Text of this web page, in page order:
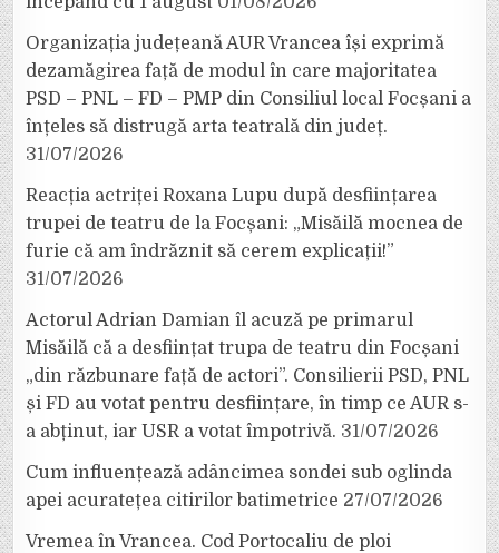
Organizația județeană AUR Vrancea își exprimă
dezamăgirea față de modul în care majoritatea
PSD – PNL – FD – PMP din Consiliul local Focșani a
înțeles să distrugă arta teatrală din județ.
31/07/2026
Reacția actriței Roxana Lupu după desființarea
trupei de teatru de la Focșani: „Misăilă mocnea de
furie că am îndrăznit să cerem explicații!”
31/07/2026
Actorul Adrian Damian îl acuză pe primarul
Misăilă că a desființat trupa de teatru din Focșani
„din răzbunare față de actori”. Consilierii PSD, PNL
și FD au votat pentru desființare, în timp ce AUR s-
a abținut, iar USR a votat împotrivă. 31/07/2026
Cum influențează adâncimea sondei sub oglinda
apei acuratețea citirilor batimetrice 27/07/2026
Vremea în Vrancea. Cod Portocaliu de ploi